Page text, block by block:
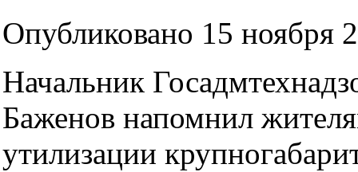
Опубликовано 15 ноября
Начальник
Баженов напомнил
утилизации